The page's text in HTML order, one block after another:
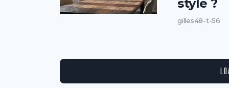
style ?
gilles48-t-56